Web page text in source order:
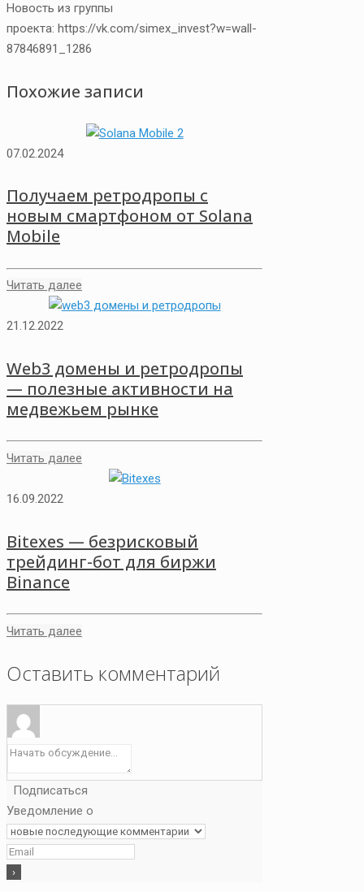
Новость из группы
проекта: https://vk.com/simex_invest?w=wall-
87846891_1286
Похожие записи
07.02.2024
Получаем ретродропы с
новым смартфоном от Solana
Mobile
Читать далее
21.12.2022
Web3 домены и ретродропы
— полезные активности на
медвежьем рынке
Читать далее
16.09.2022
Bitexes — безрисковый
трейдинг-бот для биржи
Binance
Читать далее
Оставить комментарий
Подписаться
Уведомление о